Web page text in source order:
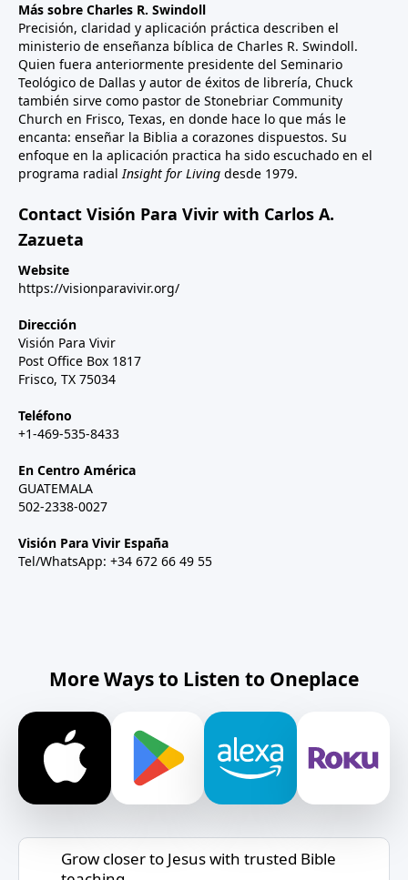
Más sobre Charles R. Swindoll
Precisión, claridad y aplicación práctica describen el
ministerio de enseñanza bíblica de Charles R. Swindoll.
Quien fuera anteriormente presidente del Seminario
Teológico de Dallas y autor de éxitos de librería, Chuck
también sirve como pastor de Stonebriar Community
Church en Frisco, Texas, en donde hace lo que más le
encanta: enseñar la Biblia a corazones dispuestos. Su
enfoque en la aplicación practica ha sido escuchado en el
programa radialInsight for Living desde 1979.
Contact Visión Para Vivir with Carlos A.
Zazueta
Website
https://visionparavivir.org/
Dirección
Visión Para Vivir
Post Office Box 1817
Frisco, TX 75034
Teléfono
+1-469-535-8433
En Centro América
GUATEMALA
502-2338-0027
Visión Para Vivir España
Tel/WhatsApp: +34 672 66 49 55
More Ways to Listen to Oneplace
Grow closer to Jesus with trusted Bible